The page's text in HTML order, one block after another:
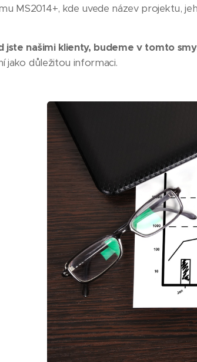
MS2014+, kde uvede název projektu,
jste našimi klienty, budeme v tomto
jako důležitou informaci.